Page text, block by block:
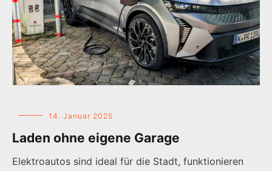
14. Januar 2025
Laden ohne eigene Garage
Elektroautos sind ideal für die Stadt, funktionieren